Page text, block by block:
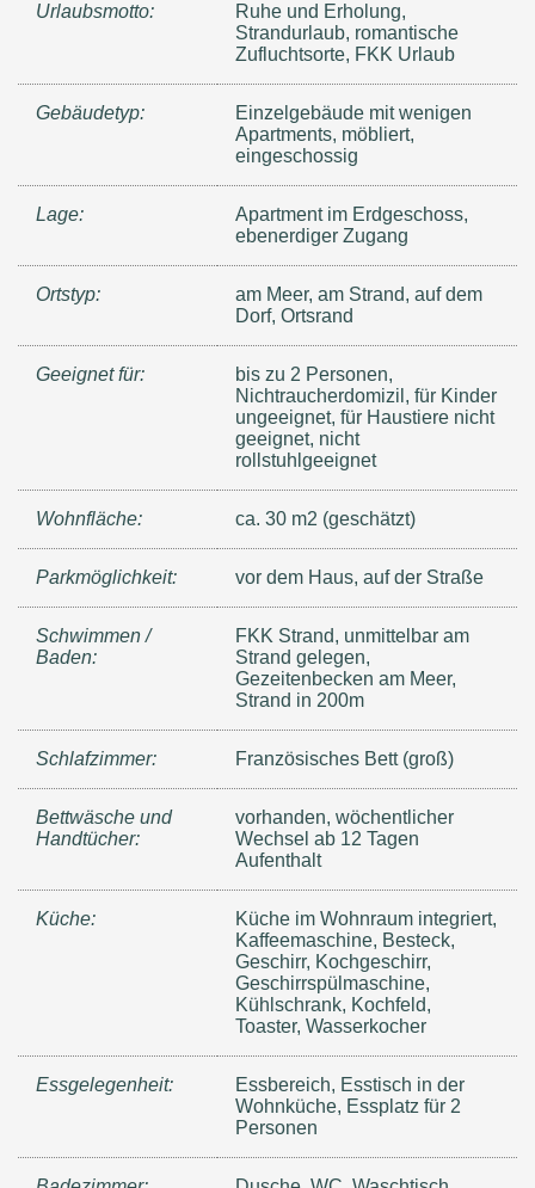
Urlaubsmotto:
Ruhe und Erholung,
Strandurlaub, romantische
Zufluchtsorte, FKK Urlaub
Gebäudetyp:
Einzelgebäude mit wenigen
Apartments, möbliert,
eingeschossig
Lage:
Apartment im Erdgeschoss,
ebenerdiger Zugang
Ortstyp:
am Meer, am Strand, auf dem
Dorf, Ortsrand
Geeignet für:
bis zu 2 Personen,
Nichtraucherdomizil, für Kinder
ungeeignet, für Haustiere nicht
geeignet, nicht
rollstuhlgeeignet
Wohnfläche: ca. 30 m2 (geschätzt)
Parkmöglichkeit: vor dem Haus, auf der Straße
Schwimmen /
Baden:
FKK Strand, unmittelbar am
Strand gelegen,
Gezeitenbecken am Meer,
Strand in 200m
Schlafzimmer: Französisches Bett (groß)
Bettwäsche und
Handtücher:
vorhanden, wöchentlicher
Wechsel ab 12 Tagen
Aufenthalt
Küche:
Küche im Wohnraum integriert,
Kaffeemaschine, Besteck,
Geschirr, Kochgeschirr,
Geschirrspülmaschine,
Kühlschrank, Kochfeld,
Toaster, Wasserkocher
Essgelegenheit:
Essbereich, Esstisch in der
Wohnküche, Essplatz für 2
Personen